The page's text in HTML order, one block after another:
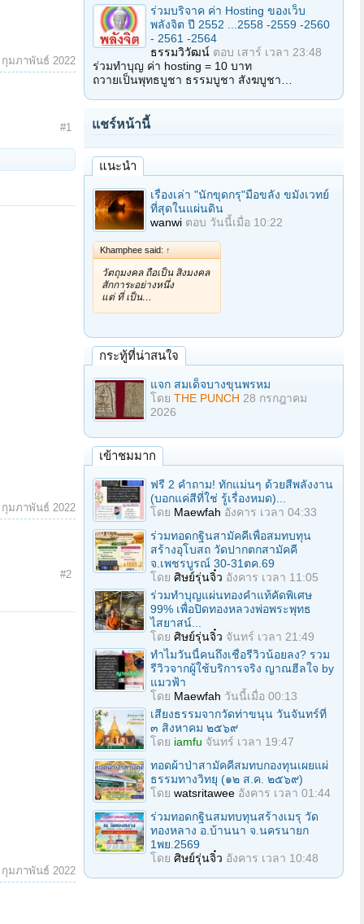
กุมภาพันธ์ 2022
#1
กุมภาพันธ์ 2022
#2
กุมภาพันธ์ 2022
ร่วมบริจาค ค่า Hosting ของเว็บ
พลังจิต ปี 2552 ...2558 -2559 -2560
- 2561 -2564
ธรรมวิวัฒน์ ตอบ เสาร์ เวลา 23:48
ร่วมทำบุญ ค่า hosting = 10 บาท
ถวายเป็นพุทธบูชา ธรรมบูชา สังฆบูชา…
แชร์หน้านี้
แนะนำ
เรื่องเล่า "นักขุดกรุ"มือขลัง ขมังเวทย์
ที่สุดในแผ่นดิน
wanwi ตอบ วันนี้เมื่อ 10:22
Khamphee said: ↑
วัตถุมงคล ถือเป็น สิ่งมงคล
สักการะอย่างหนึ่ง
แต่ ที่ เป็น…
กระทู้ที่น่าสนใจ
แจก สมเด็จบางขุนพรหม
โดย THE PUNCH 28 กรกฎาคม
2026
เข้าชมมาก
ฟรี 2 คำถาม! ทักแม่นๆ ด้วยสีพลังงาน
(บอกแค่สีที่ใช่ รู้เรื่องหมด)...
โดย Maewfah อังคาร เวลา 04:33
ร่วมทอดกฐินสามัคคีเพื่อสมทบทุน
สร้างอุโบสถ วัดปากตกสามัคคี
จ.เพชรบูรณ์ 30-31ตค.69
โดย ศิษย์รุ่นจิ๋ว อังคาร เวลา 11:05
ร่วมทําบุญแผ่นทองคำแท้คัดพิเศษ
99% เพื่อปิดทองหลวงพ่อพระพุทธ
ไสยาสน์...
โดย ศิษย์รุ่นจิ๋ว จันทร์ เวลา 21:49
ทำไมวันนี้คนถึงเชื่อรีวิวน้อยลง? รวม
รีวิวจากผู้ใช้บริการจริง ญาณฮีลใจ by
แมวฟ้า
โดย Maewfah วันนี้เมื่อ 00:13
เสียงธรรมจากวัดท่าขนุน วันจันทร์ที่
๓ สิงหาคม ๒๕๖๙
โดย iamfu จันทร์ เวลา 19:47
ทอดผ้าป่าสามัคคีสมทบกองทุนเผยแผ่
ธรรมทางวิทยุ (๑๒ ส.ค. ๒๕๖๙)
โดย watsritawee อังคาร เวลา 01:44
ร่วมทอดกฐินสมทบทุนสร้างเมรุ วัด
ทองหลาง อ.บ้านนา จ.นครนายก
1พย.2569
โดย ศิษย์รุ่นจิ๋ว อังคาร เวลา 10:48